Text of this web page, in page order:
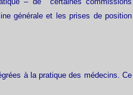
générale et les prises de position
à la pratique des médecins. Ce